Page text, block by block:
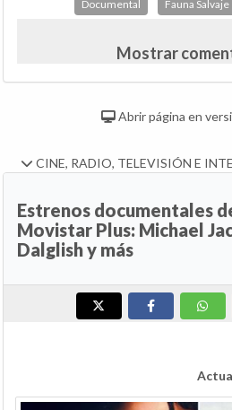
Documental Fauna Salvaje
Mostrar
Abrir página en
CINE, RADIO, TELEVISIÓN E
Estrenos documentales
Movistar Plus: Michael
Dalglish y más